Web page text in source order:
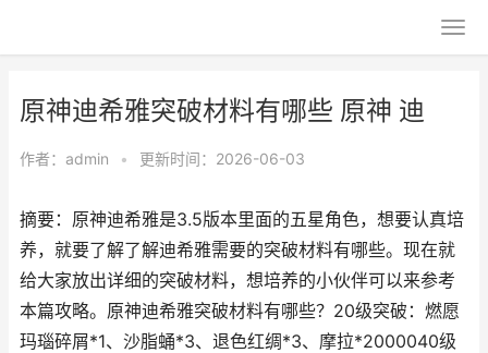
原神迪希雅突破材料有哪些 原神 迪
作者： admin • 更新时间：2026-06-03
摘要：原神迪希雅是3.5版本里面的五星角色，想要认真培
养，就要了解了解迪希雅需要的突破材料有哪些。现在就
给大家放出详细的突破材料，想培养的小伙伴可以来参考
本篇攻略。原神迪希雅突破材料有哪些？20级突破：燃愿
玛瑙碎屑*1、沙脂蛹*3、退色红绸*3、摩拉*2000040级